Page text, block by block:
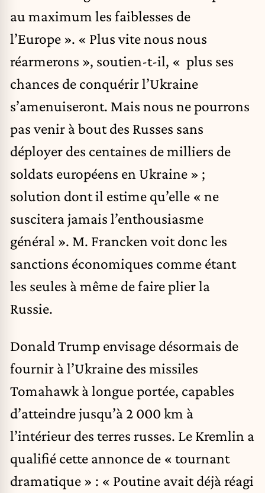
au maximum les faiblesses de
l’Europe ». « Plus vite nous nous
réarmerons », soutien-t-il, « plus ses
chances de conquérir l’Ukraine
s’amenuiseront. Mais nous ne pourrons
pas venir à bout des Russes sans
déployer des centaines de milliers de
soldats européens en Ukraine » ;
solution dont il estime qu’elle « ne
suscitera jamais l’enthousiasme
général ». M. Francken voit donc les
sanctions économiques comme étant
les seules à même de faire plier la
Russie.
Donald Trump envisage désormais de
fournir à l’Ukraine des missiles
Tomahawk à longue portée, capables
d’atteindre jusqu’à 2 000 km à
l’intérieur des terres russes. Le Kremlin a
qualifié cette annonce de « tournant
dramatique » : « Poutine avait déjà réagi